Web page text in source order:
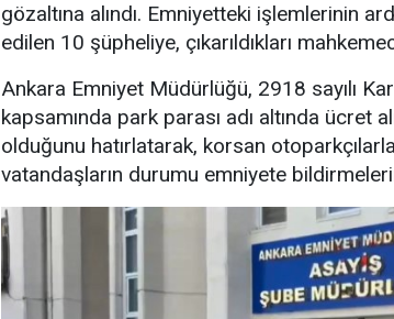
gözaltına alındı. Emniyetteki işlemlerinin
edilen 10 şüpheliye, çıkarıldıkları
Ankara Emniyet Müdürlüğü, 2918 sayılı
kapsamında park parası adı altında ücret
olduğunu hatırlatarak, korsan
vatandaşların durumu emniyete